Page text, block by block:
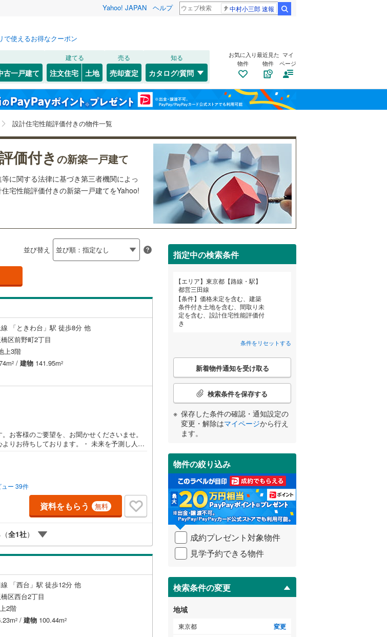
Yahoo! JAPAN ヘルプ 中村小三郎 速報
で使えるお得なクーポン
古一戸建て
建てる
注文住宅 土地
売る
売却査定
知る
カタログ/質問
お気に入り
物件
最近見た
物件
マイ
ページ
設計住宅性能評価付きの物件一覧
価付きの新築一戸建て
に関する法律に基づき第三者機関によっ
宅性能評価付きの新築一戸建てをYahoo!
並び替え
「ときわ台」駅 徒歩8分 他
区前野町2丁目
上3階
2 / 建物 141.95m2
お客様のご要望を、お聞かせくださいませ。
りお待ちしております。・ 未来を予測し人生
案「ミラカレクラブ」。・ 不動産売却時、ご
加工ホームステイジングサービス。・ 購入
無料セミナーをご招待いたします。◆ご予約
ください。（もちろん当日でも対応可能で
居住中物件）の手配が必要な場合がございます
絡をいただけると、スムーズなご案内が可能
一報ください。◆物件のご案内は◆弊社へのご
えください。ご希望条件をお伝え頂けました
用意して参ります。もちろん他の物件も併せ
ー 39件
資料をもらう 無料
全1社）
「西台」駅 徒歩12分 他
区西台2丁目
2階
2 / 建物 100.44m2
指定中の検索条件
エリア
東京都【路線・駅】
都営三田線
条件
価格未定を含む、建築
条件付き土地を含む、間取り未
定を含む、設計住宅性能評価付
き
条件をリセットする
こ
検
条
件
受
け
取
る
・
条
件
を
イ
ペ
ジ
に
保
存
す
る
新着物件通知を受け取る
検索条件を保存する
保存した条件の確認・通知設定の
変更・解除はマイページから行え
ます。
物件の絞り込み
成約プレゼント対象物件
見学予約できる物件
検索条件の変更
地域
東京都 変更
城 秋田 山形 福島
埼玉 千葉 茨城
山 石川
岡 三重
和歌山
山 広島 山口
高知
崎 鹿児島
で検索する 条件をリセットする
中央区(0) 港区(1)
文京区(0) 渋谷区(2)
北区(3 )
墨田区 江東区 (13)
足立区 53) 葛飾区(28 )
中野区(7) 杉並区( 19)
目黒区 (4)
世田谷区(17)
立川市(106 武蔵野市(8)
町田市(101 )
日野市(48)
国分寺市(78)
武蔵村山市(96)
(7
西多摩郡瑞穂町(50)
西多摩郡檜原村 ( 0) 西多摩郡奥多摩町 0
利島村( 0)
御蔵島村(0)
小笠原村(0)
で検索する 条件をリセットする
この条件で検索する 条件をリセットする
常磐線(5) 高崎線(3)
湘南新宿ライン（前橋～小田原）
(5)
総武本線(8)
武蔵野線(211) 横浜線(308)
中央本線（JR東日本）(550) 青梅線(281)
京浜東北線
埼京線(5) 総武線(
)
山形新幹線(0)
北陸新幹線(0) 東海道新幹線(0)
東京メトロ丸ノ内線 ( 10 東京メトロ丸ノ内方南支線
東京メトロ半蔵門線(0) 東京メトロ南北線 (7 )
都営三田線 (5)
都営大江戸線( 19)
京成本線( 京成押上線(4)
東武伊勢崎線(46)
西武池袋線 (324)
西武国分寺線(182)
西武多摩川線(53) 西武拝島線
京王高尾線(122)
小田急小田原線(108)
東急東横線(5) 東急多摩川線(2)
東急田園都市線 ( 18) 東急池上線(2 )
東急目黒線 京急本線
都電荒川線(4) 東京モノレール(0 )
埼玉高速鉄道(0
で検索する 条件をリセットする
) (0) (0) (1) (0) (0) (0) (0)
0) ( ) (0
この条件で検索する 条件をリセットする
オール電化（0） トイレ２か所（5）
ビルトインガレージ（4） 太陽光発電システム（1）
防犯カメラ（0）
角地（2） 南道路（ 1）
（5）
住宅性能評価付き（5）
大規模（総区画数50戸以上）
小学校まで1km以内（4）
バリアフリー住宅（ 1 ）
3階建て以上（3）
対面キッチン
この条件で検索する 条件をリセットする
索条件を保存しました
件通知は、 マイページから設定できます。
保存した条件を見る
田線、価格未定を含む、建築条件付き土
り未定を含む、設計住宅性能評価付き
検索条件を保存する
お気に入りリストを見る
閉じる
お気に入りリストを見る
閉じる